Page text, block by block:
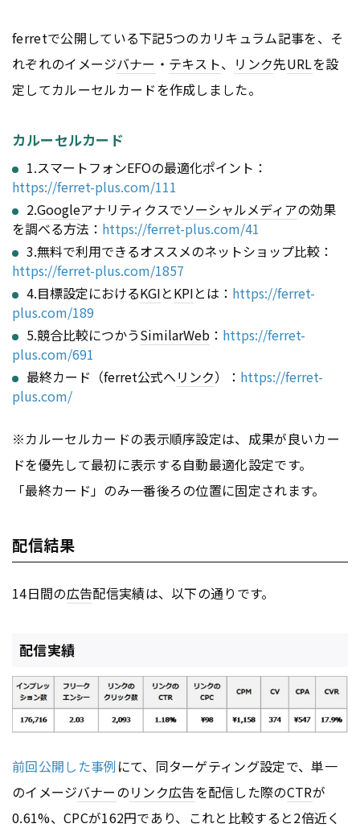
ferretで公開している下記5つのカリキュラム記事を、そ
れぞれのイメージバナー ・ テキスト、 リンク先URLを設
定してカルーセルカードを作成しました。
カルーセルカード
1.スマートフォンEFOの最適化ポイント：
https://ferret-plus.com/111
2.Googleアナリティクスでソーシャルメディアの効果
を調べる方法： https://ferret-plus.com/41
3.無料で利用できるオススメのネットショップ比較：
https://ferret-plus.com/1857
4.目標設定におけるKGIとKPIとは： https://ferret-
plus.com/189
5.競合比較につかうSimilarWeb ： https://ferret-
plus.com/691
最終カード（ferret公式へリンク）： https://ferret-
plus.com/
※カルーセルカードの表示順序設定は、成果が良いカー
ドを優先して最初に表示する自動最適化設定です。
「最終カード」のみ一番後ろの位置に固定されます。
配信結果
14日間の広告配信実績は、以下の通りです。
配信実績
前回公開した事例 にて、同ターゲティング設定で、単一
のイメージバナーのリンク広告を配信した際のCTRが
0.61%、CPCが162円であり、これと比較すると2倍近く